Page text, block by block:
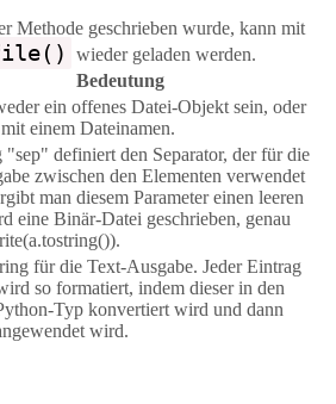
Methode geschrieben wurde, kann mit
wieder geladen werden.
Bedeutung
ein offenes Datei-Objekt sein, oder
einem Dateinamen.
"sep" definiert den Separator, der für die
zwischen den Elementen verwendet
man diesem Parameter einen leeren
eine Binär-Datei geschrieben, genau
für die Text-Ausgabe. Jeder Eintrag
so formatiert, indem dieser in den
Typ konvertiert wird und dann
wird.